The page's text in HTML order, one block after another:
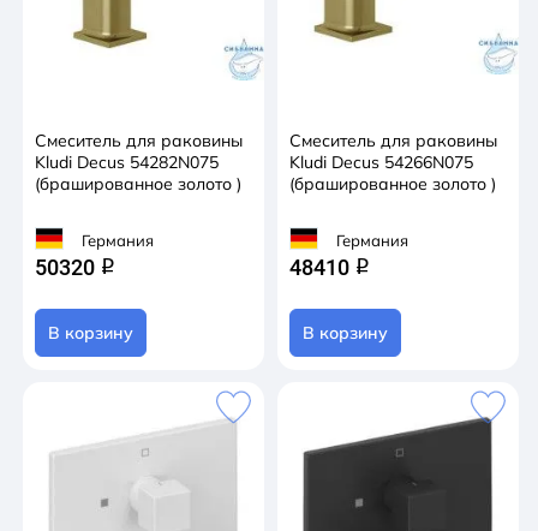
Смеситель для раковины
Kludi Decus 54282N075
(брашированное золото )
Германия
50320 q
В корзину
Смеситель для раковины
Kludi Decus 54266N075
(брашированное золото )
Германия
48410 q
В корзину